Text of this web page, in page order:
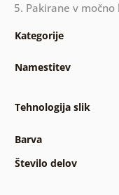
5. Pakirane v
Kategorije
Namestitev
Tehnologija slik
Barva
Število delov